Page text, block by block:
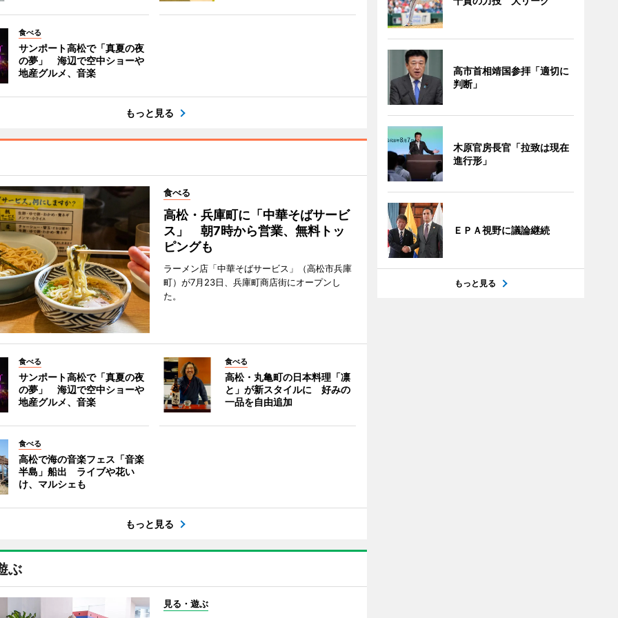
食べる
サンポート高松で「真夏の夜
の夢」 海辺で空中ショーや
地産グルメ、音楽
もっと見る
食べる
高松・兵庫町に「中華そばサービ
ス」 朝7時から営業、無料トッ
ピングも
ラーメン店「中華そばサービス」（高松市兵庫
町）が7月23日、兵庫町商店街にオープンし
た。
食べる
サンポート高松で「真夏の夜
の夢」 海辺で空中ショーや
地産グルメ、音楽
食べる
高松・丸亀町の日本料理「凛
と」が新スタイルに 好みの
一品を自由追加
食べる
高松で海の音楽フェス「音楽
半島」船出 ライブや花い
け、マルシェも
もっと見る
ぶ
見る・遊ぶ
高市首相靖国参拝「適切に
判断」
木原官房長官「拉致は現在
進行形」
ＥＰＡ視野に議論継続
もっと見る